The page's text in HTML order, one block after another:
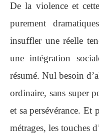
De la violence et
purement
insuffler une réelle
une intégration
résumé. Nul besoin
ordinaire, sans super
et sa persévérance. Et
métrages, les touches